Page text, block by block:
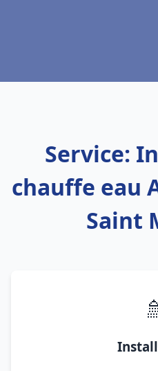
Service:
chauffe eau
Saint